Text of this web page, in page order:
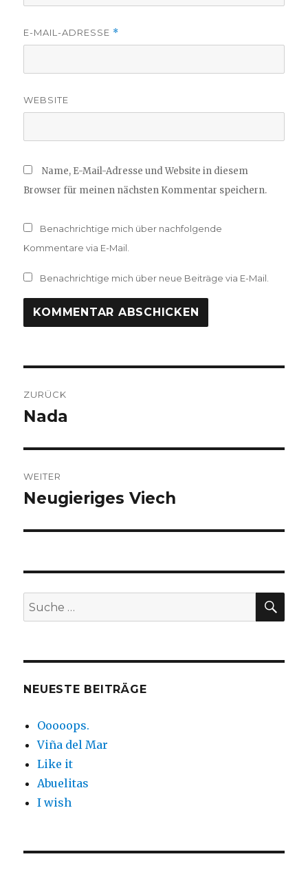
E-MAIL-ADRESSE *
WEBSITE
Name, E-Mail-Adresse und Website in diesem
Browser für meinen nächsten Kommentar speichern.
Benachrichtige mich über nachfolgende
Kommentare via E-Mail.
Benachrichtige mich über neue Beiträge via E-Mail.
ZURÜCK
Vorheriger
Nada
WEITER
Nächster
Neugieriges Viech
Suche
nach:
NEUESTE BEITRÄGE
Ooooops.
Viña del Mar
Like it
Abuelitas
I wish